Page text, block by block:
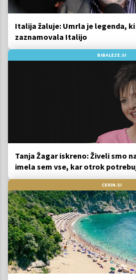
Italija žaluje: Umrla je legenda,
zaznamovala Italijo
BIBALEZE.SI
Tanja Žagar iskreno: Živeli smo
imela sem vse, kar otrok
CEKIN.SI